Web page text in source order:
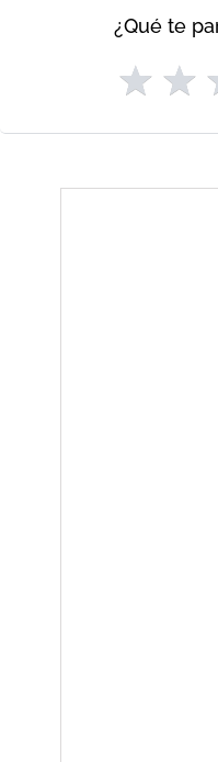
¿Qué te